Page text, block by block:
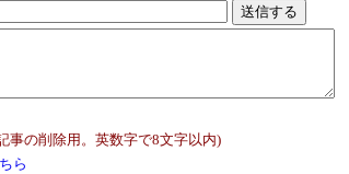
事の削除用。英数字で8文字以内)
ら